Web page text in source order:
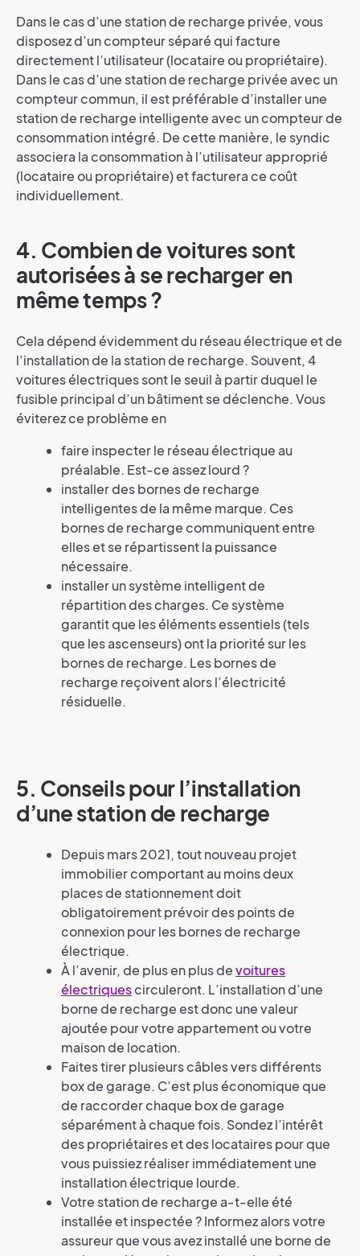
Dans le cas d’une station de recharge privée, vous
disposez d’un compteur séparé qui facture
directement l’utilisateur (locataire ou propriétaire).
Dans le cas d’une station de recharge privée avec un
compteur commun, il est préférable d’installer une
station de recharge intelligente avec un compteur de
consommation intégré. De cette manière, le syndic
associera la consommation à l’utilisateur approprié
(locataire ou propriétaire) et facturera ce coût
individuellement.
4. Combien de voitures sont
autorisées à se recharger en
même temps ?
Cela dépend évidemment du réseau électrique et de
l’installation de la station de recharge. Souvent, 4
voitures électriques sont le seuil à partir duquel le
fusible principal d’un bâtiment se déclenche. Vous
éviterez ce problème en
faire inspecter le réseau électrique au
préalable. Est-ce assez lourd ?
installer des bornes de recharge
intelligentes de la même marque. Ces
bornes de recharge communiquent entre
elles et se répartissent la puissance
nécessaire.
installer un système intelligent de
répartition des charges. Ce système
garantit que les éléments essentiels (tels
que les ascenseurs) ont la priorité sur les
bornes de recharge. Les bornes de
recharge reçoivent alors l’électricité
résiduelle.
5. Conseils pour l’installation
d’une station de recharge
Depuis mars 2021, tout nouveau projet
immobilier comportant au moins deux
places de stationnement doit
obligatoirement prévoir des points de
connexion pour les bornes de recharge
électrique.
À l’avenir, de plus en plus devoitures
électriquescirculeront. L’installation d’une
borne de recharge est donc une valeur
ajoutée pour votre appartement ou votre
maison de location.
Faites tirer plusieurs câbles vers différents
box de garage. C’est plus économique que
de raccorder chaque box de garage
séparément à chaque fois. Sondez l’intérêt
des propriétaires et des locataires pour que
vous puissiez réaliser immédiatement une
installation électrique lourde.
Votre station de recharge a-t-elle été
installée et inspectée ? Informez alors votre
assureur que vous avez installé une borne de